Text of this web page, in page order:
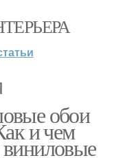
обои
и чем